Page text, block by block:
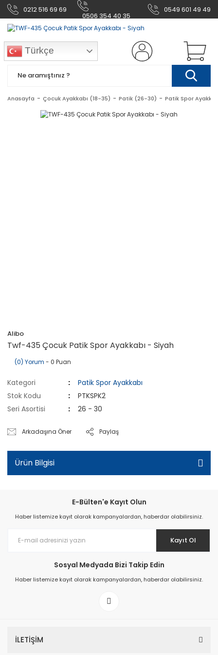
0212 516 69 69
0506 354 40 35
0549 601 49 49
Türkçe
Anasayfa Çocuk Ayakkabı (18-35) Patik (26-30) Patik Spor
Alibo
Twf-435 Çocuk Patik Spor Ayakkabı - Siyah
(0) Yorum - 0 Puan
Kategori
Patik Spor Ayakkabı
Stok Kodu
PTKSPK2
Seri Asortisi
26 - 30
Arkadaşına Öner Paylaş
Ürün Bilgisi
E-Bülten'e Kayıt Olun
Haber listemize kayıt olarak kampanyalardan, haberdar olabilirsiniz.
Kayıt Ol
Sosyal Medyada Bizi Takip Edin
Haber listemize kayıt olarak kampanyalardan, haberdar olabilirsiniz.
İLETİŞİM